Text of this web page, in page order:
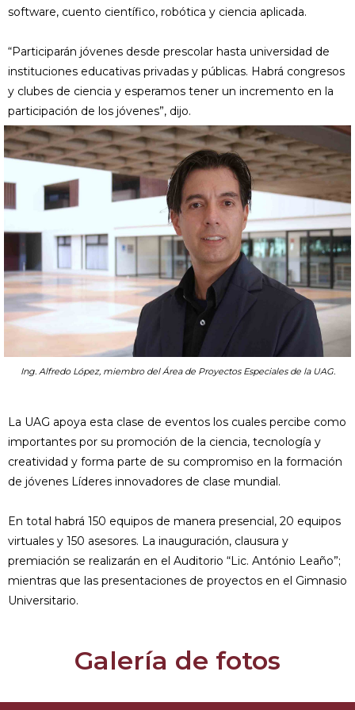
software, cuento científico, robótica y ciencia aplicada.
“Participarán jóvenes desde prescolar hasta universidad de
instituciones educativas privadas y públicas. Habrá congresos
y clubes de ciencia y esperamos tener un incremento en la
participación de los jóvenes”, dijo.
Ing. Alfredo López, miembro del Área de Proyectos Especiales de la UAG.
La UAG apoya esta clase de eventos los cuales percibe como
importantes por su promoción de la ciencia, tecnología y
creatividad y forma parte de su compromiso en la formación
de jóvenes Líderes innovadores de clase mundial.
En total habrá 150 equipos de manera presencial, 20 equipos
virtuales y 150 asesores. La inauguración, clausura y
premiación se realizarán en el Auditorio “Lic. António Leaño”;
mientras que las presentaciones de proyectos en el Gimnasio
Universitario.
Galería de fotos